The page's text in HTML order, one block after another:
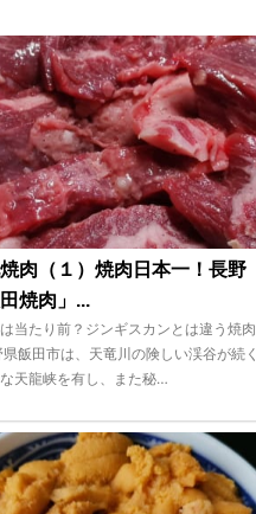
肉（１）焼肉日本一！長野
焼肉」...
当たり前？ジンギスカンとは違う焼肉
飯田市は、天竜川の険しい渓谷が続く
天龍峡を有し、また秘…